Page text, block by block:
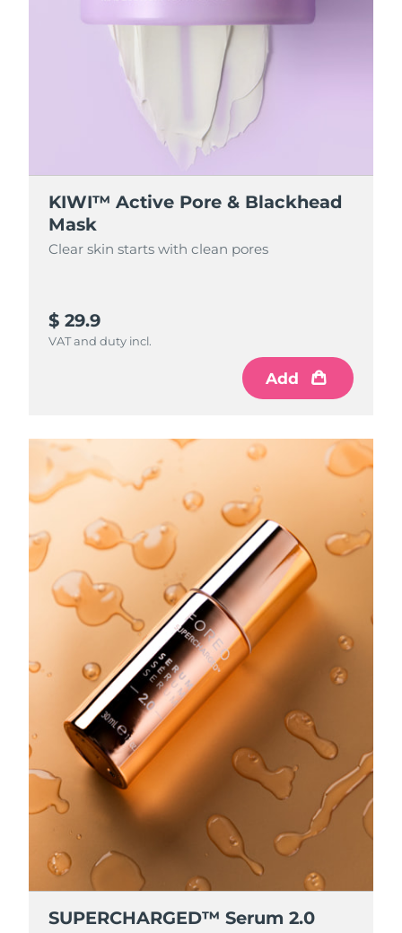
KIWI™ Active Pore & Blackhead
Mask
Clear skin starts with clean pores
$ 29.9
VAT and duty incl.
Add
SUPERCHARGED™ Serum 2.0